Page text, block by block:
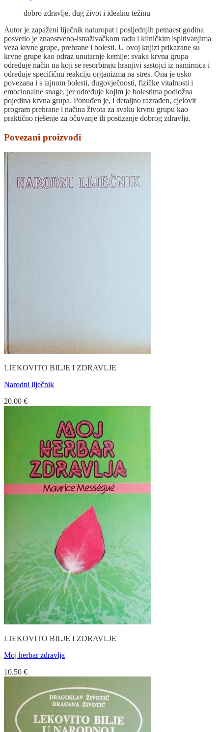
dobro zdravlje, dug život i idealnu težinu
Autor je zapaženi liječnik naturopat i posljednjih petnaest godina
posvetio je znanstveno-istraživačkom radu i kliničkim ispitivanjima
veza krvne grupe, prehrane i bolesti. U ovoj knjizi prikazane su
krvne grupe kao odraz unutarnje kemije: svaka krvna grupa
određuje način na koji se resorbiraju hranjivi sastojci iz namirnica i
određuje specifičnu reakciju organizma na stres. Ona je usko
povezana i s tajnom bolesti, dugovječnosti, fizičke vitalnosti i
emocionalne snage, jer određuje kojim je bolestima podložna
pojedina krvna grupa. Ponuđen je, i detaljno razrađen, cjelovit
program prehrane i načina života za svaku krvnu grupu kao
praktično rješenje za očuvanje ili postizanje dobrog zdravlja.
Povezani proizvodi
LJEKOVITO BILJE I ZDRAVLJE
Narodni liječnik
20.00 €
LJEKOVITO BILJE I ZDRAVLJE
Moj herbar zdravlja
10.50 €